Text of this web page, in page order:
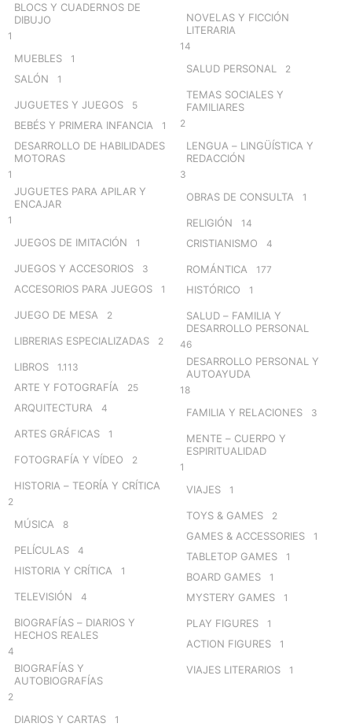
BLOCS Y CUADERNOS DE
DIBUJO
1
MUEBLES 1
SALÓN 1
JUGUETES Y JUEGOS 5
BEBÉS Y PRIMERA INFANCIA 1
DESARROLLO DE HABILIDADES
MOTORAS
1
JUGUETES PARA APILAR Y
ENCAJAR
1
JUEGOS DE IMITACIÓN 1
JUEGOS Y ACCESORIOS 3
ACCESORIOS PARA JUEGOS 1
JUEGO DE MESA 2
LIBRERIAS ESPECIALIZADAS 2
LIBROS 1.113
ARTE Y FOTOGRAFÍA 25
ARQUITECTURA 4
ARTES GRÁFICAS 1
FOTOGRAFÍA Y VÍDEO 2
HISTORIA – TEORÍA Y CRÍTICA
2
MÚSICA 8
PELÍCULAS 4
HISTORIA Y CRÍTICA 1
TELEVISIÓN 4
BIOGRAFÍAS – DIARIOS Y
HECHOS REALES
4
BIOGRAFÍAS Y
AUTOBIOGRAFÍAS
2
DIARIOS Y CARTAS 1
NOVELAS Y FICCIÓN
LITERARIA
14
SALUD PERSONAL 2
TEMAS SOCIALES Y
FAMILIARES
2
LENGUA – LINGÜÍSTICA Y
REDACCIÓN
3
OBRAS DE CONSULTA 1
RELIGIÓN 14
CRISTIANISMO 4
ROMÁNTICA 177
HISTÓRICO 1
SALUD – FAMILIA Y
DESARROLLO PERSONAL
46
DESARROLLO PERSONAL Y
AUTOAYUDA
18
FAMILIA Y RELACIONES 3
MENTE – CUERPO Y
ESPIRITUALIDAD
1
VIAJES 1
TOYS & GAMES 2
GAMES & ACCESSORIES 1
TABLETOP GAMES 1
BOARD GAMES 1
MYSTERY GAMES 1
PLAY FIGURES 1
ACTION FIGURES 1
VIAJES LITERARIOS 1